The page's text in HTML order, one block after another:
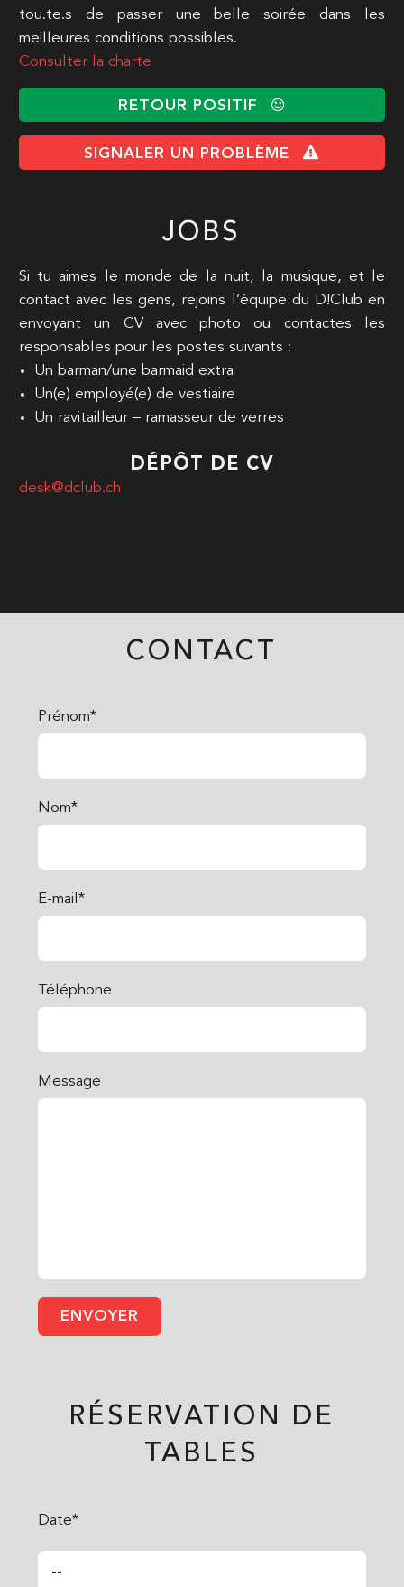
tou.te.s de passer une belle soirée dans les
meilleures conditions possibles.
Consulter la charte
RETOUR POSITIF
SIGNALER UN PROBLÈME
JOBS
Si tu aimes le monde de la nuit, la musique, et le
contact avec les gens, rejoins l’équipe du D!Club en
envoyant un CV avec photo ou contactes les
responsables pour les postes suivants :
Un barman/une barmaid extra
Un(e) employé(e) de vestiaire
Un ravitailleur – ramasseur de verres
DÉPÔT DE CV
desk@dclub.ch
CONTACT
Prénom*
Nom*
E-mail*
Téléphone
Message
RÉSERVATION DE
TABLES
Date*